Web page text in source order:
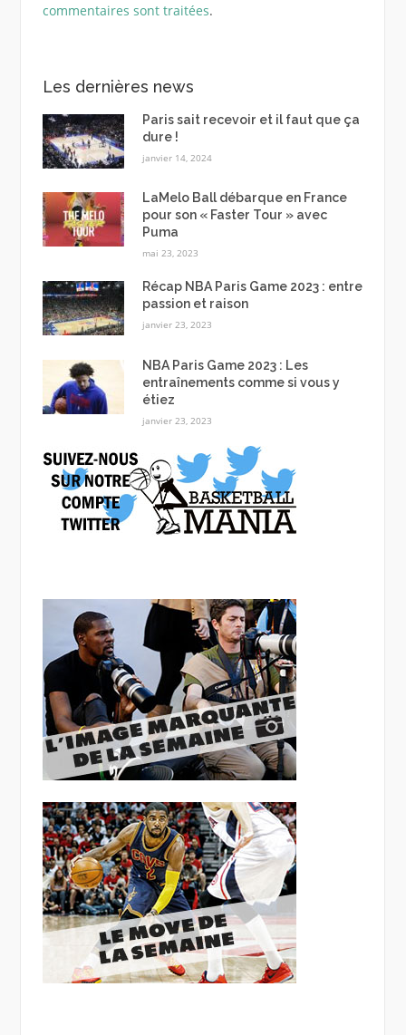
commentaires sont traitées.
Les dernières news
Paris sait recevoir et il faut que ça
dure !
janvier 14, 2024
LaMelo Ball débarque en France
pour son « Faster Tour » avec
Puma
mai 23, 2023
Récap NBA Paris Game 2023 : entre
passion et raison
janvier 23, 2023
NBA Paris Game 2023 : Les
entraînements comme si vous y
étiez
janvier 23, 2023